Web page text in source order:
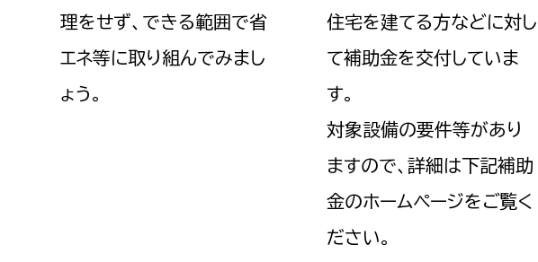
土木管理課
建築課
教育部
理をせず、できる範囲で省
エネ等に取り組んでみまし
ょう。
住宅を建てる方などに対し
て補助金を交付していま
す。
対象設備の要件等があり
ますので、詳細は下記補助
金のホームページをご覧く
ださい。